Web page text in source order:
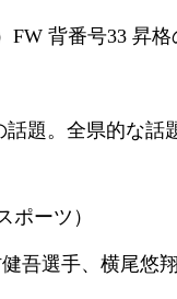
FW 背番号33 昇
題。全県的な話
ポーツ）
吾選手、横尾悠